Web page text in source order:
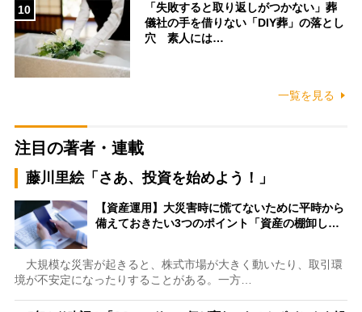
10
「失敗すると取り返しがつかない」葬
儀社の手を借りない「DIY葬」の落とし
穴 素人には…
一覧を見る
注目の著者・連載
藤川里絵「さあ、投資を始めよう！」
【資産運用】大災害時に慌てないために平時から
備えておきたい3つのポイント「資産の棚卸し…
大規模な災害が起きると、株式市場が大きく動いたり、取引環
境が不安定になったりすることがある。一方…